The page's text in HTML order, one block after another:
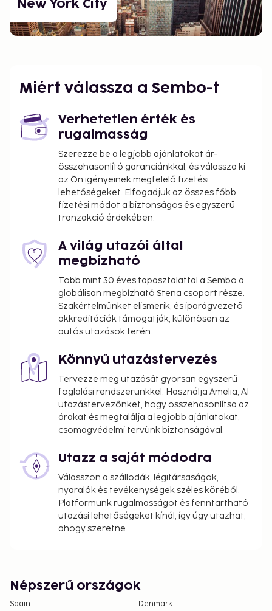
New York City
Miért válassza a Sembo-t
Verhetetlen érték és
rugalmasság
Szerezze be a legjobb ajánlatokat ár-
összehasonlító garanciánkkal, és válassza ki
az Ön igényeinek megfelelő fizetési
lehetőségeket. Elfogadjuk az összes főbb
fizetési módot a biztonságos és egyszerű
tranzakció érdekében.
A világ utazói által
megbízható
Több mint 30 éves tapasztalattal a Sembo a
globálisan megbízható Stena csoport része.
Szakértelmünket elismerik, és iparágvezető
akkreditációk támogatják, különösen az
autós utazások terén.
Könnyű utazástervezés
Tervezze meg utazását gyorsan egyszerű
foglalási rendszerünkkel. Használja Amelia, AI
utazástervezőnket, hogy összehasonlítsa az
árakat és megtalálja a legjobb ajánlatokat,
csomagvédelmi tervünk biztonságával.
Utazz a saját módodra
Válasszon a szállodák, légitársaságok,
nyaralók és tevékenységek széles köréből.
Platformunk rugalmasságot és fenntartható
utazási lehetőségeket kínál, így úgy utazhat,
ahogy szeretne.
Népszerű országok
Spain
Denmark